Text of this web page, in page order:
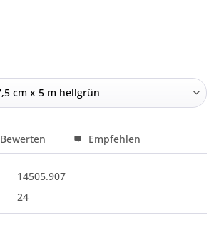
Bewerten Empfehlen
14505.907
24